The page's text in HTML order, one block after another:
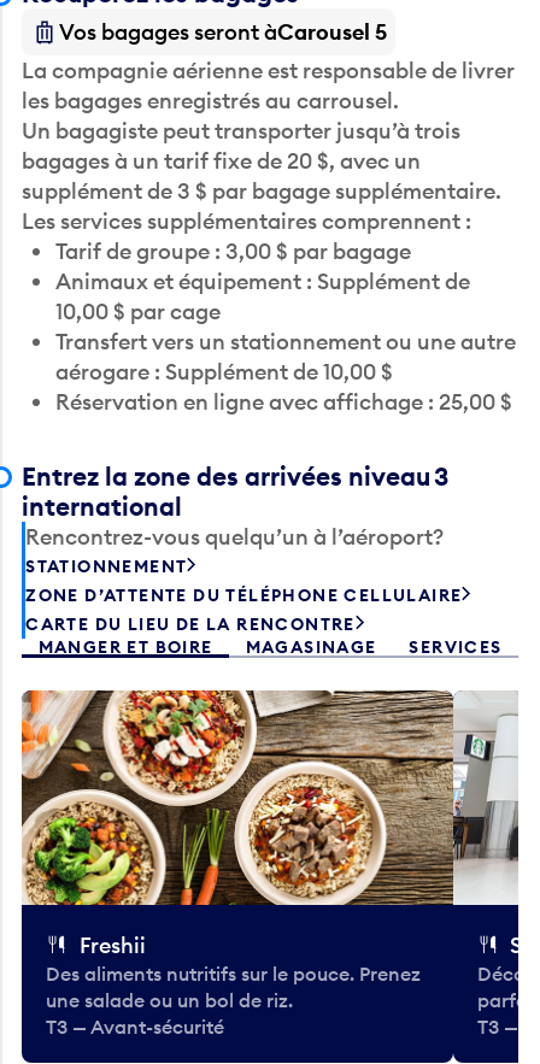
Vos bagages seront àCarousel 5
La compagnie aérienne est responsable de livrer
les bagages enregistrés au carrousel.
Un bagagiste peut transporter jusqu’à trois
bagages à un tarif fixe de 20 $, avec un
supplément de 3 $ par bagage supplémentaire.
Les services supplémentaires comprennent :
Tarif de groupe : 3,00 $ par bagage
Animaux et équipement : Supplément de
10,00 $ par cage
Transfert vers un stationnement ou une autre
aérogare : Supplément de 10,00 $
Réservation en ligne avec affichage : 25,00 $
Entrez la zone des arrivées niveau 3
international
Rencontrez-vous quelqu’un à l’aéroport?
STATIONNEMENT
ZONE D’ATTENTE DU TÉLÉPHONE CELLULAIRE
CARTE DU LIEU DE LA RENCONTRE
MANGER ET BOIRE
MAGASINAGE SERVICES
Freshii
Des aliments nutritifs sur le pouce. Prenez
une salade ou un bol de riz.
T3 — Avant-sécurité
T3 —